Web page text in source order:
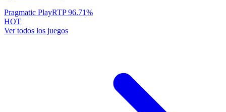
Pragmatic PlayRTP96.71%
HOT
Ver todos los juegos